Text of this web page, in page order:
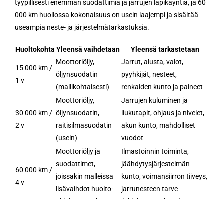
tyypillisesti enemmän suodattimia ja jarrujen läpikäyntiä, ja 60
000 km huollossa kokonaisuus on usein laajempi ja sisältää
useampia neste- ja järjestelmätarkastuksia.
Huoltokohta Yleensä vaihdetaan Yleensä tarkastetaan
15 000 km /
1 v
Moottoriöljy,
öljynsuodatin
(mallikohtaisesti)
Jarrut, alusta, valot,
pyyhkijät, nesteet,
renkaiden kunto ja paineet
30 000 km /
2 v
Moottoriöljy,
öljynsuodatin,
raitisilmasuodatin
(usein)
Jarrujen kuluminen ja
liukutapit, ohjaus ja nivelet,
akun kunto, mahdolliset
vuodot
60 000 km /
4 v
Moottoriöljy ja
suodattimet,
joissakin malleissa
lisävaihdot huolto-
Ilmastoinnin toiminta,
jäähdytysjärjestelmän
kunto, voimansiirron tiiveys,
jarrunesteen tarve